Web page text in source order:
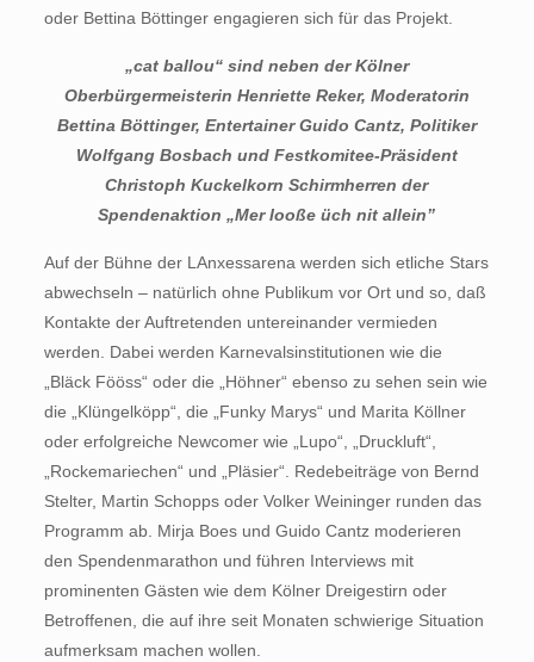
oder Bettina Böttinger engagieren sich für das Projekt.
„cat ballou“ sind neben der Kölner
Oberbürgermeisterin Henriette Reker, Moderatorin
Bettina Böttinger, Entertainer Guido Cantz, Politiker
Wolfgang Bosbach und Festkomitee-Präsident
Christoph Kuckelkorn Schirmherren der
Spendenaktion „Mer looße üch nit allein”
Auf der Bühne der LAnxessarena werden sich etliche Stars
abwechseln – natürlich ohne Publikum vor Ort und so, daß
Kontakte der Auftretenden untereinander vermieden
werden. Dabei werden Karnevalsinstitutionen wie die
„Bläck Fööss“ oder die „Höhner“ ebenso zu sehen sein wie
die „Klüngelköpp“, die „Funky Marys“ und Marita Köllner
oder erfolgreiche Newcomer wie „Lupo“, „Druckluft“,
„Rockemariechen“ und „Pläsier“. Redebeiträge von Bernd
Stelter, Martin Schopps oder Volker Weininger runden das
Programm ab. Mirja Boes und Guido Cantz moderieren
den Spendenmarathon und führen Interviews mit
prominenten Gästen wie dem Kölner Dreigestirn oder
Betroffenen, die auf ihre seit Monaten schwierige Situation
aufmerksam machen wollen.